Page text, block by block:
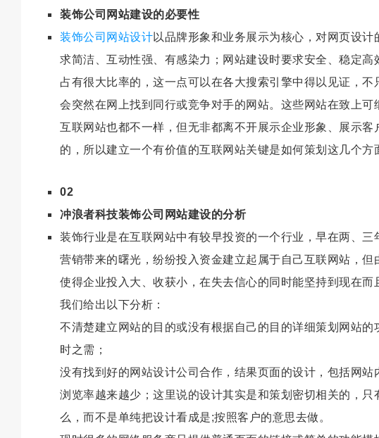
装饰公司网站建设的必要性
装饰公司网站设计以品牌形象和业务展示为核心，对网页设
求简洁、互动性强、有感染力；网站建设时要求安全、稳定
占有很大比率的，这一点可以在各大搜索引擎中得以见证，
会突然在网上找到同行或竞争对手的网站。这些网站在致上
互联网站也都不一样，但无非都离不开展示企业形象、展示
的，所以建立一个有价值的互联网站关键是如何策划这几个方
02
冲浪者科技装饰公司网站建设的分析
装饰行业是在互联网站中有较早投资的一个行业，早在两、
营销带来的曙光，纷纷投入资金建立起属于自己互联网站，但
使得企业投入大、收获小，在失去信心的同时能坚持到现在
我们给出以下分析：
不清楚建立网站的目的或没有根据自己的目的详细策划网站
时之需；
没有找到好的网站设计公司合作，结果页面的设计，包括网
浏览率越来越少；这里说的设计其实是和策划密切相关的，
么，而不是单纯把设计看成是;按照客户的意思去做。